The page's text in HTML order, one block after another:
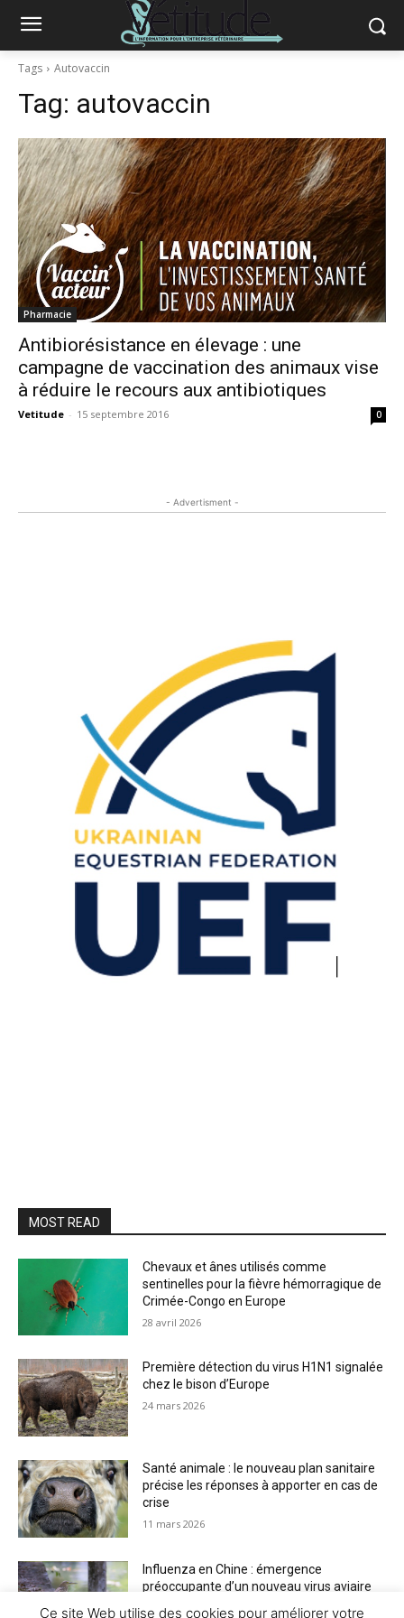
Tags Autovaccin
Tag: autovaccin
Pharmacie
Antibiorésistance en élevage : une
campagne de vaccination des animaux vise
à réduire le recours aux antibiotiques
Vetitude - 15 septembre 2016 0
- Advertisment -
MOST READ
Chevaux et ânes utilisés comme
sentinelles pour la fièvre hémorragique de
Crimée-Congo en Europe
28 avril 2026
Première détection du virus H1N1 signalée
chez le bison d’Europe
24 mars 2026
Santé animale : le nouveau plan sanitaire
précise les réponses à apporter en cas de
crise
11 mars 2026
Influenza en Chine : émergence
préoccupante d’un nouveau virus aviaire
Ce site Web utilise des cookies pour améliorer votre